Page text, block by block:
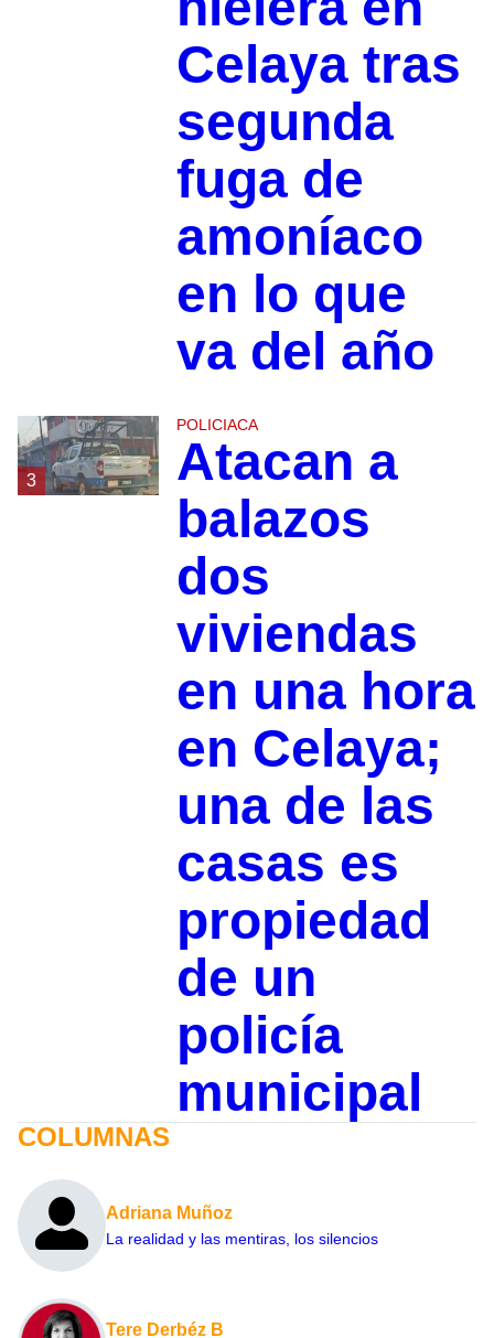
Celaya tras
segunda
fuga de
amoníaco
en lo que
va del año
3
POLICIACA
Atacan a
balazos
dos
viviendas
en una hora
en Celaya;
una de las
casas es
propiedad
de un
policía
municipal
COLUMNAS
Adriana Muñoz
La realidad y las mentiras, los silencios
Tere Derbéz B